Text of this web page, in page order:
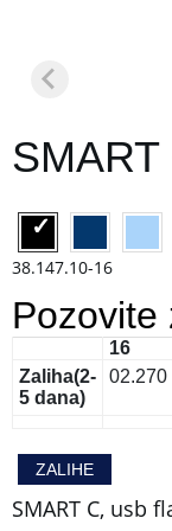
SMART
38.147.10-16
Pozovite
16
Zaliha(2-
5 dana)
02.270
ZALIHE
SMART C, usb